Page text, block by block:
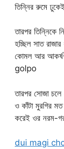
তিন্নির রুমে
তারপর তিন্নিকে
হচ্ছিল সাত
কোমল আর
golpo
তারপর সোজা
ও কাঁটা মুরগির
করেই ওর নরম-
dui magi